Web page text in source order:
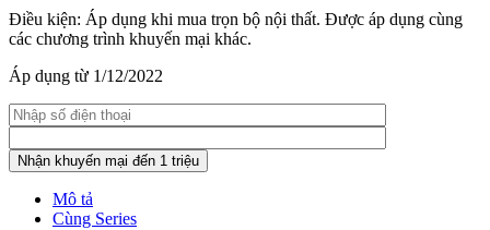
Điều kiện: Áp dụng khi mua trọn bộ nội thất. Được áp dụng cùng
các chương trình khuyến mại khác.
Áp dụng từ 1/12/2022
Mô tả
Cùng Series